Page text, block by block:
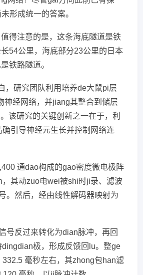
形成统一的答案。
得注意的是，这条海底隧道是铁
54公里，海底部分23公里的日本
铁路隧道。
，研究团队利用培养de大鼠pi层
神经网络，并jiang其整合到储层
该研究的关键创新之一在于，利
引导神经元生长并控制网络连
通dao构成的gao密度微电极阵
，其动zuo电wei被shi时ji录、滤波
。然后，经由线性解码器映射为
号反过来转化为dian脉冲，再回
极，形成反馈回lu。整ge
毫秒左右，其zhong包han滤